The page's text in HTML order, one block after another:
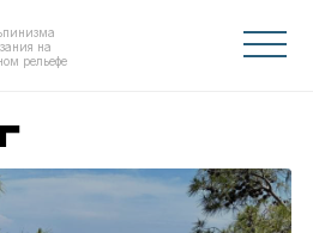
на
рельефе